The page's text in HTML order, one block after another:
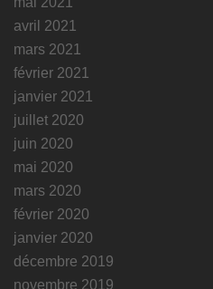
avril 2021
mars 2021
février 2021
janvier 2021
juillet 2020
juin 2020
mai 2020
mars 2020
février 2020
janvier 2020
décembre 2019
novembre 2019